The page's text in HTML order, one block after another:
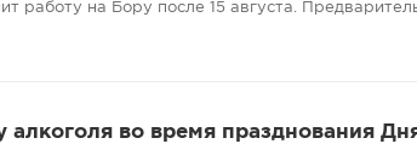
работу на Бору после 15 августа.
алкоголя во время празднования